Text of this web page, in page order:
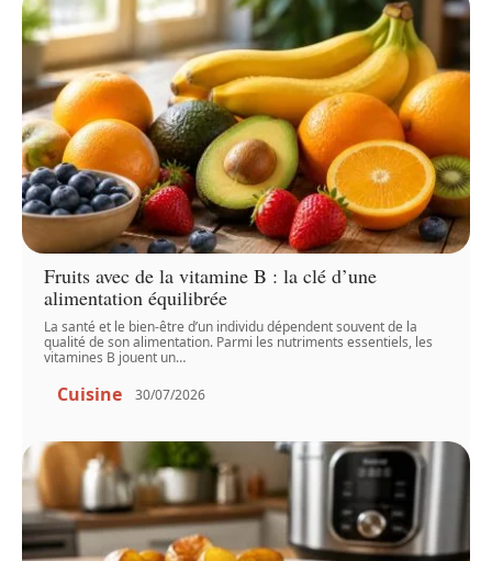
Fruits avec de la vitamine B : la clé d’une
alimentation équilibrée
La santé et le bien-être d’un individu dépendent souvent de la
qualité de son alimentation. Parmi les nutriments essentiels, les
vitamines B jouent un…
Cuisine 30/07/2026